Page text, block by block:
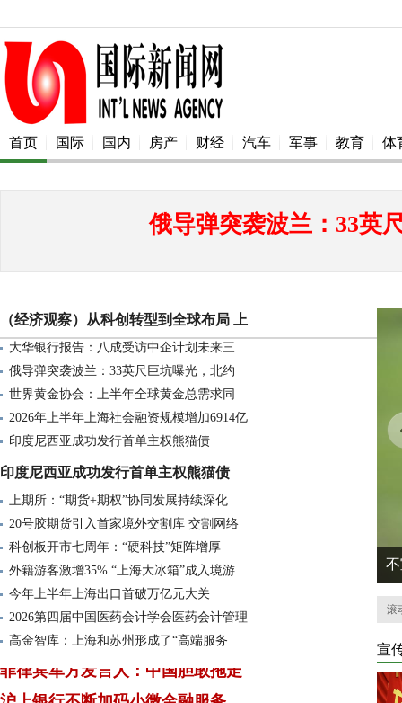
首页 国际 国内 房产 财经 汽车 军事 教育 体
俄导弹突袭波兰：33英
（经济观察）从科创转型到全球布局 上
大华银行报告：八成受访中企计划未来三
俄导弹突袭波兰：33英尺巨坑曝光，北约
世界黄金协会：上半年全球黄金总需求同
2026年上半年上海社会融资规模增加6914亿
印度尼西亚成功发行首单主权熊猫债
印度尼西亚成功发行首单主权熊猫债
上期所：“期货+期权”协同发展持续深化
20号胶期货引入首家境外交割库 交割网络
科创板开市七周年：“硬科技”矩阵增厚
外籍游客激增35% “上海大冰箱”成入境游
今年上半年上海出口首破万亿元大关
2026第四届中国医药会计学会医药会计管理
高金智库：上海和苏州形成了“高端服务
滚
东厅长的 一封 冰岛火山喷发缓和，不影响飞行 抹香鲸学会了避开捕鲸船，并
宣